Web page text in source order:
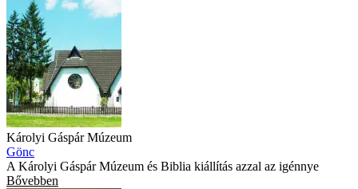
Károlyi Gáspár Múzeum
Gönc
A Károlyi Gáspár Múzeum és Biblia kiállítás azzal az igénnye
Bővebben